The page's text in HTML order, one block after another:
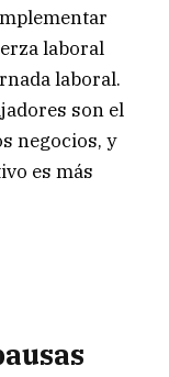
laboral
laboral.
son el
negocios, y
es más